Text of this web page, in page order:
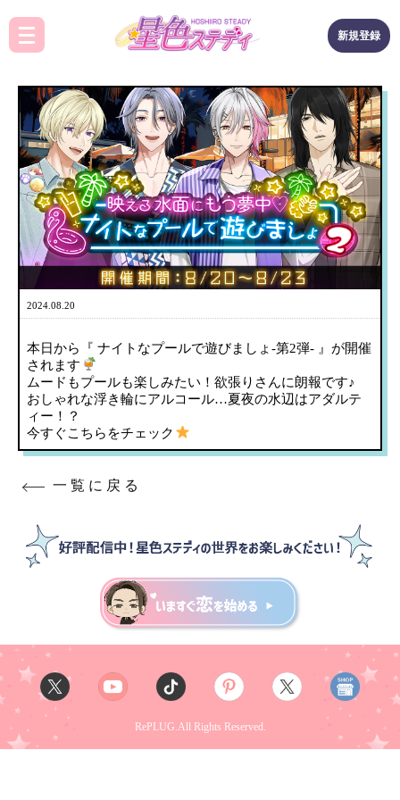
新規登録
2024.08.20
本日から『 ナイトなプールで遊びましょ-第2弾- 』が開催
されます
ムードもプールも楽しみたい！欲張りさんに朗報です♪
おしゃれな浮き輪にアルコール…夏夜の水辺はアダルテ
ィー！？
今すぐこちらをチェック
一覧に戻る
RePLUG.All Rights Reserved.